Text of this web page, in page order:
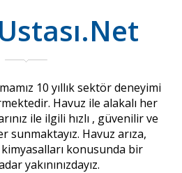
10 yıllık sektör deneyimi
Havuz ile alakalı her
ile ilgili hızlı , güvenilir ve
sunmaktayız. Havuz arıza,
kimyasalları konusunda bir
yakınınızdayız.